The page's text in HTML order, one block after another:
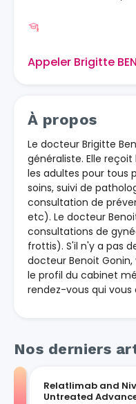
Appeler Brigitte
À propos
Le docteur Brigitte
généraliste. Elle
les adultes pour tous
soins, suivi de
consultation de
etc). Le docteur
consultations de
frottis). S'il n'y a pas
docteur Benoit
le profil du cabinet
rendez-vous qui vous
Nos derniers
Relatlimab and
Untreated